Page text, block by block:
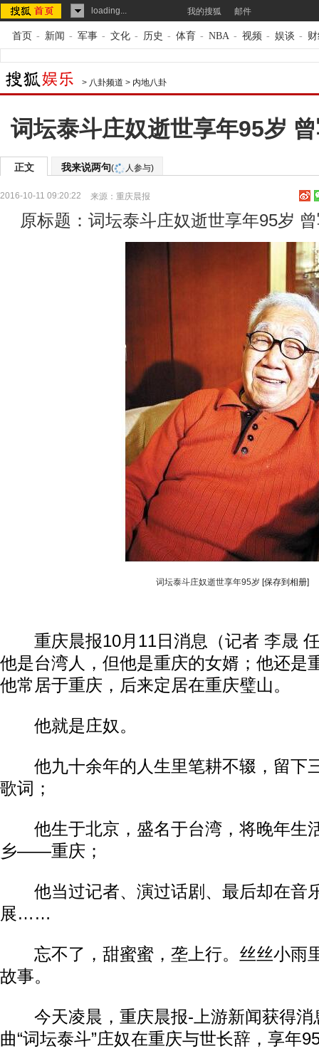
loading... 我的搜狐 邮件
首页 - 新闻 - 军事 - 文化 - 历史 - 体育 - NBA - 视频 - 娱谈 -
> 八卦频道 > 内地八卦
词坛泰斗庄奴逝世享年95岁
正文 我来说两句( 人参与)
2016-10-11 09:20:22 来源： 重庆晨报
原标题：词坛泰斗庄奴逝世享年95岁
词坛泰斗庄奴逝世享年95岁 [保存到相册]
重庆晨报10月11日消息（记者 李晟
他是台湾人，但他是重庆的女婿；他还是
他常居于重庆，后来定居在重庆璧山。
他就是庄奴。
他九十余年的人生里笔耕不辍，留下
歌词；
他生于北京，盛名于台湾，将晚年生
乡——重庆；
他当过记者、演过话剧、最后却在音
展……
忘不了，甜蜜蜜，垄上行。丝丝小雨
故事。
今天凌晨，重庆晨报-上游新闻获得消
曲“词坛泰斗”庄奴在重庆与世长辞，享年